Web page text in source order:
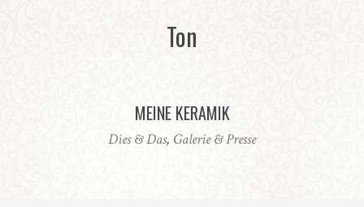
Ton
MEINE KERAMIK
Dies & Das, Galerie & Presse